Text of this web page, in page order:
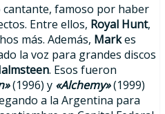
cantante, famoso por haber
Entre ellos, Royal Hunt,
más. Además, Markes
la voz para grandes discos
. Esos fueron
(1996) y «Alchemy»(1999)
a la Argentina para